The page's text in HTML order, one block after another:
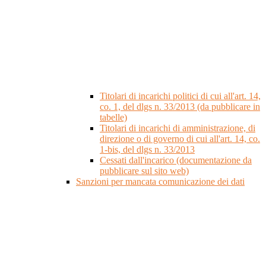
Titolari di incarichi politici di cui all'art. 14,
co. 1, del dlgs n. 33/2013 (da pubblicare in
tabelle)
Titolari di incarichi di amministrazione, di
direzione o di governo di cui all'art. 14, co.
1-bis, del dlgs n. 33/2013
Cessati dall'incarico (documentazione da
pubblicare sul sito web)
Sanzioni per mancata comunicazione dei dati